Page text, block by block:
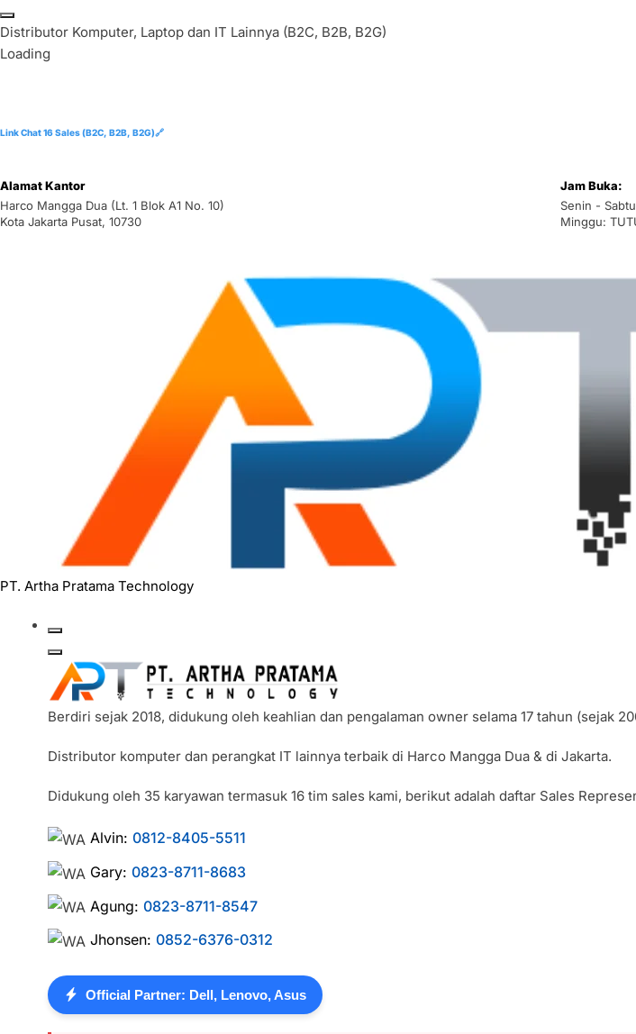
Skip
to
content
Distributor Komputer, Laptop dan IT Lainnya (B2C, B2B, B2G)
Loading
Link Chat 16 Sales (B2C, B2B, B2G)🔗
Alamat Kantor
Harco Mangga Dua (Lt. 1 Blok A1 No. 10)
Kota Jakarta Pusat, 10730
Jam Buka:
Senin -
Minggu:
PT. Artha Pratama Technology
Berdiri sejak 2018, didukung oleh keahlian dan pengalaman owner selama 17 tahun (sejak
Distributor komputer dan perangkat IT lainnya terbaik di Harco Mangga Dua & di Jakarta.
Didukung oleh 35 karyawan termasuk 16 tim sales kami, berikut adalah daftar Sales
Alvin:0812-8405-5511
Gary:0823-8711-8683
Agung:0823-8711-8547
Jhonsen:0852-6376-0312
Official Partner: Dell, Lenovo, Asus